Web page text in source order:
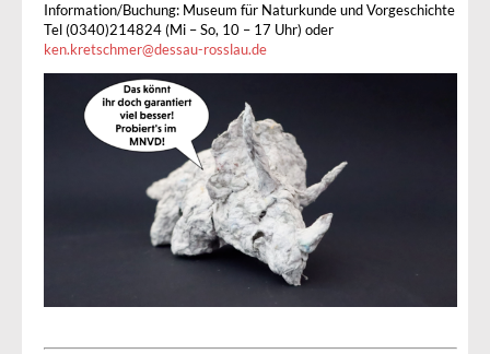
Information/Buchung: Museum für Naturkunde und Vorgeschichte
Tel (0340)214824 (Mi – So, 10 – 17 Uhr) oder
ken.kretschmer@dessau-rosslau.de